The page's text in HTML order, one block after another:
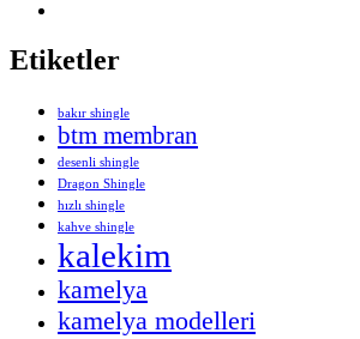
Etiketler
bakır shingle
btm membran
desenli shingle
Dragon Shingle
hızlı shingle
kahve shingle
kalekim
kamelya
kamelya modelleri